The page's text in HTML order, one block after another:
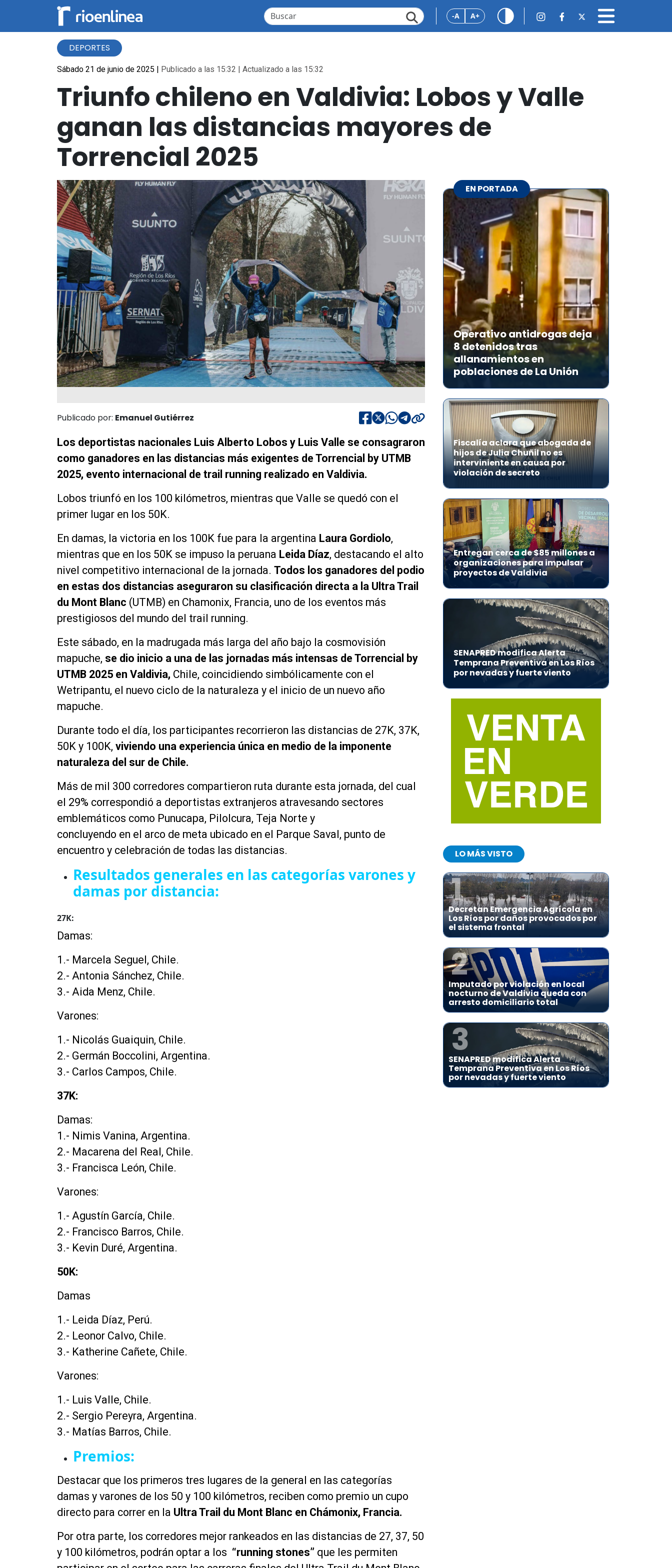
-A A+
DEPORTES
Sábado 21 de junio de 2025 | Publicado a las 15:32 | Actualizado a las 15:32
Triunfo chileno en Valdivia: Lobos y Valle
ganan las distancias mayores de
Torrencial 2025
Publicado por: Emanuel Gutiérrez
Los deportistas nacionales Luis Alberto Lobos y Luis Valle se consagraron
como ganadores en las distancias más exigentes de Torrencial by UTMB
2025, evento internacional de trail running realizado en Valdivia.
Lobos triunfó en los 100 kilómetros, mientras que Valle se quedó con el
primer lugar en los 50K.
En damas, la victoria en los 100K fue para la argentina Laura Gordiolo,
mientras que en los 50K se impuso la peruana Leida Díaz, destacando el alto
nivel competitivo internacional de la jornada. Todos los ganadores del podio
en estas dos distancias aseguraron su clasificación directa a la Ultra Trail
du Mont Blanc (UTMB) en Chamonix, Francia, uno de los eventos más
prestigiosos del mundo del trail running.
Este sábado, en la madrugada más larga del año bajo la cosmovisión
mapuche, se dio inicio a una de las jornadas más intensas de Torrencial by
UTMB 2025 en Valdivia, Chile, coincidiendo simbólicamente con el
Wetripantu, el nuevo ciclo de la naturaleza y el inicio de un nuevo año
mapuche.
Durante todo el día, los participantes recorrieron las distancias de 27K, 37K,
50K y 100K, viviendo una experiencia única en medio de la imponente
naturaleza del sur de Chile.
Más de mil 300 corredores compartieron ruta durante esta jornada, del cual
el 29% correspondió a deportistas extranjeros atravesando sectores
emblemáticos como Punucapa, Pilolcura, Teja Norte y
concluyendo en el arco de meta ubicado en el Parque Saval, punto de
encuentro y celebración de todas las distancias.
Resultados generales en las categorías varones y
damas por distancia:
27K:
Damas:
1.- Marcela Seguel, Chile.
2.- Antonia Sánchez, Chile.
3.- Aida Menz, Chile.
Varones:
1.- Nicolás Guaiquin, Chile.
2.- Germán Boccolini, Argentina.
3.- Carlos Campos, Chile.
37K:
Damas:
1.- Nimis Vanina, Argentina.
2.- Macarena del Real, Chile.
3.- Francisca León, Chile.
Varones:
1.- Agustín García, Chile.
2.- Francisco Barros, Chile.
3.- Kevin Duré, Argentina.
50K:
Damas
1.- Leida Díaz, Perú.
2.- Leonor Calvo, Chile.
3.- Katherine Cañete, Chile.
Varones:
1.- Luis Valle, Chile.
2.- Sergio Pereyra, Argentina.
3.- Matías Barros, Chile.
Premios:
Destacar que los primeros tres lugares de la general en las categorías
damas y varones de los 50 y 100 kilómetros, reciben como premio un cupo
directo para correr en la Ultra Trail du Mont Blanc en Chámonix, Francia.
Por otra parte, los corredores mejor rankeados en las distancias de 27, 37, 50
y 100 kilómetros, podrán optar a los ⁠ “running stones” que les permiten
EN PORTADA
Operativo antidrogas deja
8 detenidos tras
allanamientos en
poblaciones de La Unión
Fiscalía aclara que abogada de
hijos de Julia Chuñil no es
interviniente en causa por
violación de secreto
Entregan cerca de $85 millones a
organizaciones para impulsar
proyectos de Valdivia
SENAPRED modifica Alerta
Temprana Preventiva en Los Ríos
por nevadas y fuerte viento
LO MÁS VISTO
1
Decretan Emergencia Agrícola en
Los Ríos por daños provocados por
el sistema frontal
2
Imputado por violación en local
nocturno de Valdivia queda con
arresto domiciliario total
3
SENAPRED modifica Alerta
Temprana Preventiva en Los Ríos
por nevadas y fuerte viento